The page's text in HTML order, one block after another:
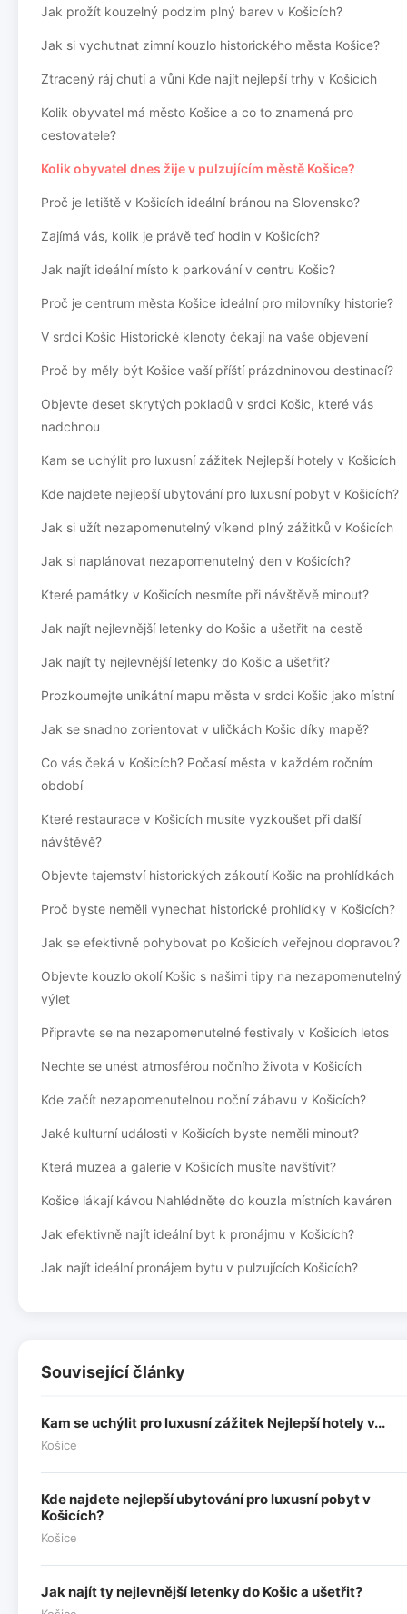
Jak prožít kouzelný podzim plný barev v Košicích?
Jak si vychutnat zimní kouzlo historického města Košice?
Ztracený ráj chutí a vůní Kde najít nejlepší trhy v Košicích
Kolik obyvatel má město Košice a co to znamená pro
cestovatele?
Kolik obyvatel dnes žije v pulzujícím městě Košice?
Proč je letiště v Košicích ideální bránou na Slovensko?
Zajímá vás, kolik je právě teď hodin v Košicích?
Jak najít ideální místo k parkování v centru Košic?
Proč je centrum města Košice ideální pro milovníky historie?
V srdci Košic Historické klenoty čekají na vaše objevení
Proč by měly být Košice vaší příští prázdninovou destinací?
Objevte deset skrytých pokladů v srdci Košic, které vás
nadchnou
Kam se uchýlit pro luxusní zážitek Nejlepší hotely v Košicích
Kde najdete nejlepší ubytování pro luxusní pobyt v Košicích?
Jak si užít nezapomenutelný víkend plný zážitků v Košicích
Jak si naplánovat nezapomenutelný den v Košicích?
Které památky v Košicích nesmíte při návštěvě minout?
Jak najít nejlevnější letenky do Košic a ušetřit na cestě
Jak najít ty nejlevnější letenky do Košic a ušetřit?
Prozkoumejte unikátní mapu města v srdci Košic jako místní
Jak se snadno zorientovat v uličkách Košic díky mapě?
Co vás čeká v Košicích? Počasí města v každém ročním
období
Které restaurace v Košicích musíte vyzkoušet při další
návštěvě?
Objevte tajemství historických zákoutí Košic na prohlídkách
Proč byste neměli vynechat historické prohlídky v Košicích?
Jak se efektivně pohybovat po Košicích veřejnou dopravou?
Objevte kouzlo okolí Košic s našimi tipy na nezapomenutelný
výlet
Připravte se na nezapomenutelné festivaly v Košicích letos
Nechte se unést atmosférou nočního života v Košicích
Kde začít nezapomenutelnou noční zábavu v Košicích?
Jaké kulturní události v Košicích byste neměli minout?
Která muzea a galerie v Košicích musíte navštívit?
Košice lákají kávou Nahlédněte do kouzla místních kaváren
Jak efektivně najít ideální byt k pronájmu v Košicích?
Jak najít ideální pronájem bytu v pulzujících Košicích?
Související články
Kam se uchýlit pro luxusní zážitek Nejlepší hotely v...
Košice
Kde najdete nejlepší ubytování pro luxusní pobyt v
Košicích?
Košice
Jak najít ty nejlevnější letenky do Košic a ušetřit?